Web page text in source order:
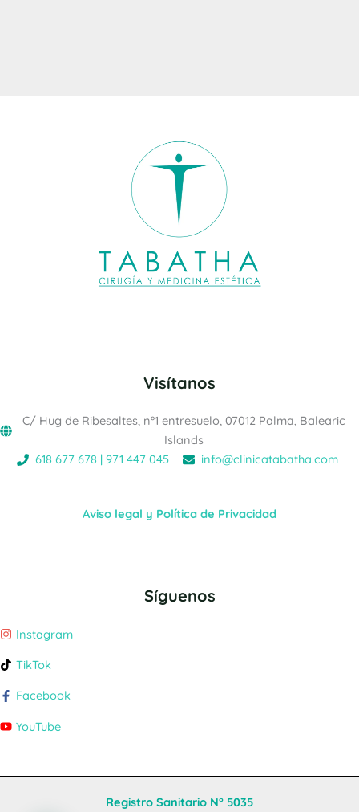
Visítanos
C/ Hug de Ribesaltes, nº1 entresuelo, 07012 Palma, Balearic
Islands
618 677 678 | 971 447 045
info@clinicatabatha.com
Aviso legal y Política de Privacidad
Síguenos
Instagram
TikTok
Facebook
YouTube
Registro Sanitario N° 5035